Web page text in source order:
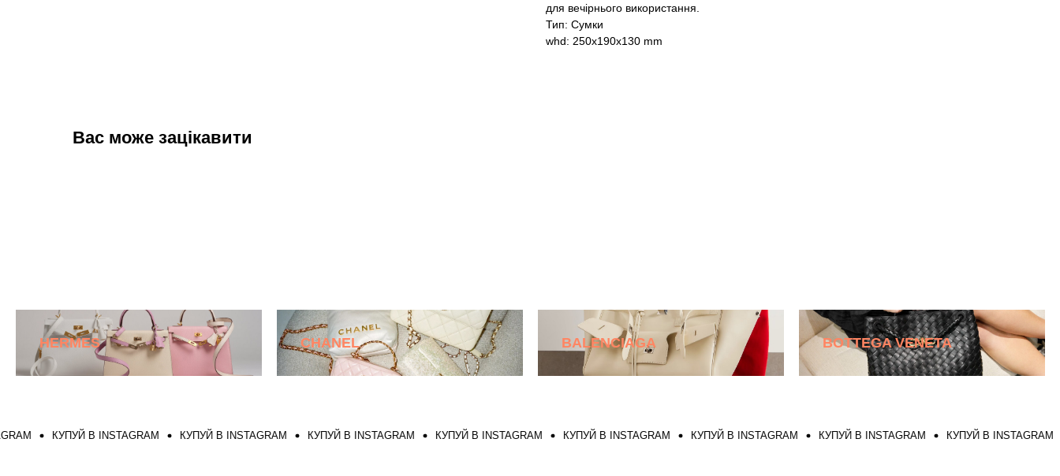
для вечірнього використання.
Тип: Сумки
whd: 250x190x130 mm
Вас може зацікавити
HERMES CHANEL BALENCIAGA BOTTEGA VENETA
КУПУЙ В INSTAGRAM КУПУЙ В INSTAGRAM КУПУЙ В INSTAGRAM КУПУЙ В INSTAGRAM КУПУЙ В INSTAGRAM КУПУЙ В INSTAGRAM КУПУЙ В INSTAGRAM КУПУЙ В INSTAGRAM